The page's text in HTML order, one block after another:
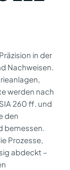
in der
Nachweisen.
werden nach
260 ff. und
den
bemessen.
Prozesse,
abdeckt –